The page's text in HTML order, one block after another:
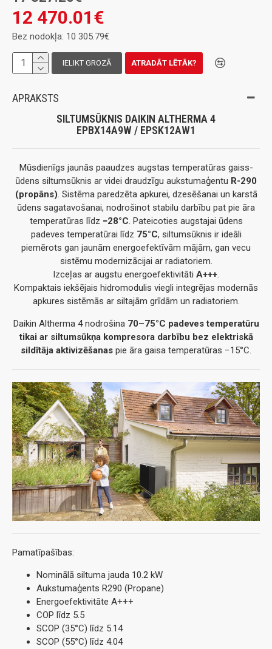
12 470.01€
Bez nodokļa: 10 305.79€
IELIKT GROZĀ ATRADĀT LĒTĀK?
APRAKSTS
SILTUMSŪKNIS DAIKIN ALTHERMA 4
EPBX14A9W / EPSK12AW1
Mūsdienīgs jaunās paaudzes augstas temperatūras gaiss-
ūdens siltumsūknis ar videi draudzīgu aukstumaģentu R-290
(propāns). Sistēma paredzēta apkurei, dzesēšanai un karstā
ūdens sagatavošanai, nodrošinot stabilu darbību pat pie āra
temperatūras līdz −28°C. Pateicoties augstajai ūdens
padeves temperatūrai līdz 75°C, siltumsūknis ir ideāli
piemērots gan jaunām energoefektīvām mājām, gan vecu
sistēmu modernizācijai ar radiatoriem.
Izceļas ar augstu energoefektivitāti A+++.
Kompaktais iekšējais hidromodulis viegli integrējas modernās
apkures sistēmās ar siltajām grīdām un radiatoriem.
Daikin Altherma 4 nodrošina 70–75°C padeves temperatūru
tikai ar siltumsūkņa kompresora darbību bez elektriskā
sildītāja aktivizēšanas pie āra gaisa temperatūras −15°C.
Pamatīpašības:
Nominālā siltuma jauda 10.2 kW
Aukstumaģents R290 (Propane)
Energoefektivitāte A+++
COP līdz 5.5
SCOP (35°C) līdz 5.14
SCOP (55°C) līdz 4.04